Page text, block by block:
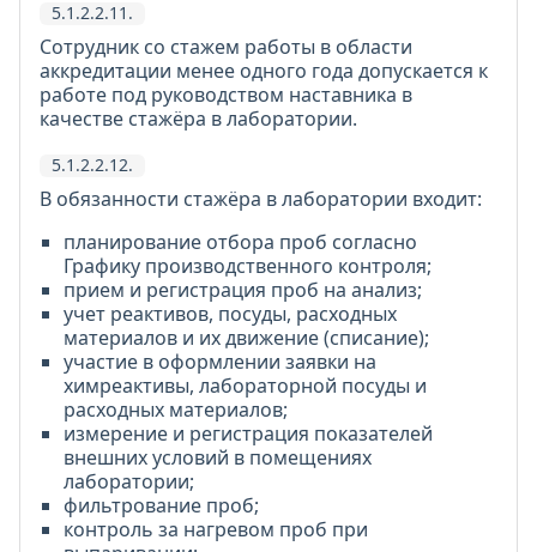
5.1.2.2.11.
Сотрудник со стажем работы в области
аккредитации менее одного года допускается к
работе под руководством наставника в
качестве стажёра в лаборатории.
5.1.2.2.12.
В обязанности стажёра в лаборатории входит:
планирование отбора проб согласно
Графику производственного контроля;
прием и регистрация проб на анализ;
учет реактивов, посуды, расходных
материалов и их движение (списание);
участие в оформлении заявки на
химреактивы, лабораторной посуды и
расходных материалов;
измерение и регистрация показателей
внешних условий в помещениях
лаборатории;
фильтрование проб;
контроль за нагревом проб при